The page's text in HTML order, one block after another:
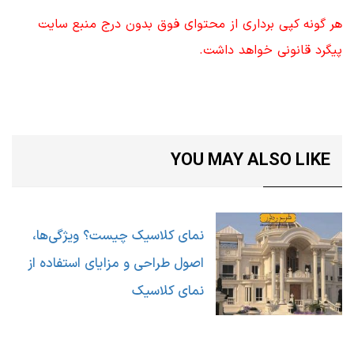
هر گونه کپی برداری از محتوای فوق بدون درج منبع سایت
پیگرد قانونی خواهد داشت.
YOU MAY ALSO LIKE
نمای کلاسیک چیست؟ ویژگی‌ها،
اصول طراحی و مزایای استفاده از
نمای کلاسیک